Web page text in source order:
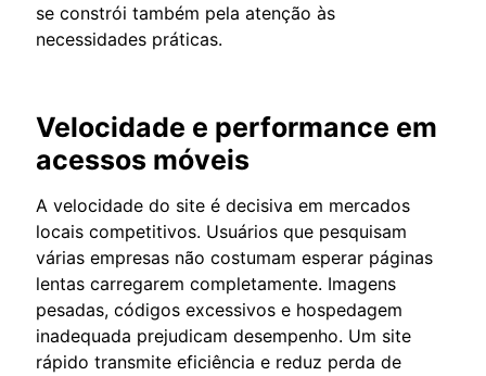
se constrói também pela atenção às
necessidades práticas.
Velocidade e performance em
acessos móveis
A velocidade do site é decisiva em mercados
locais competitivos. Usuários que pesquisam
várias empresas não costumam esperar páginas
lentas carregarem completamente. Imagens
pesadas, códigos excessivos e hospedagem
inadequada prejudicam desempenho. Um site
rápido transmite eficiência e reduz perda de